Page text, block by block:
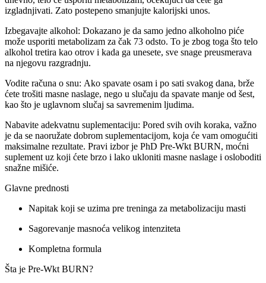
izgladnjivati. Zato postepeno smanjujte kalorijski unos.
Izbegavajte alkohol: Dokazano je da samo jedno alkoholno piće
može usporiti metabolizam za čak 73 odsto. To je zbog toga što telo
alkohol tretira kao otrov i kada ga unesete, sve snage preusmerava
na njegovu razgradnju.
Vodite računa o snu: Ako spavate osam i po sati svakog dana, brže
ćete trošiti masne naslage, nego u slučaju da spavate manje od šest,
kao što je uglavnom slučaj sa savremenim ljudima.
Nabavite adekvatnu suplementaciju: Pored svih ovih koraka, važno
je da se naoružate dobrom suplementacijom, koja će vam omogućiti
maksimalne rezultate. Pravi izbor je PhD Pre-Wkt BURN, moćni
suplement uz koji ćete brzo i lako ukloniti masne naslage i osloboditi
snažne mišiće.
Glavne prednosti
Napitak koji se uzima pre treninga za metabolizaciju masti
Sagorevanje masnoća velikog intenziteta
Kompletna formula
Šta je Pre-Wkt BURN?